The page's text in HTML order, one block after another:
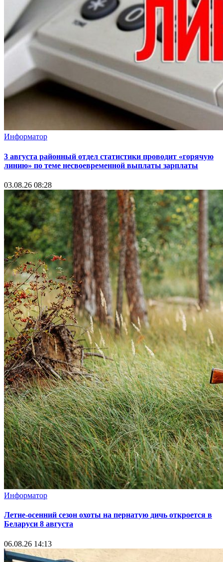
Информатор
3 августа районный отдел статистики проводит «горячую
линию» по теме несвоевременной выплаты зарплаты
03.08.26 08:28
Информатор
Летне-осенний сезон охоты на пернатую дичь откроется в
Беларуси 8 августа
06.08.26 14:13